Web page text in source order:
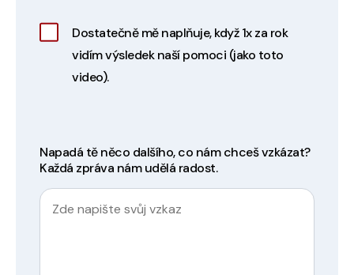
Dostatečně mě naplňuje, když 1x za rok
vidím výsledek naší pomoci (jako toto
video).
Napadá tě něco dalšího, co nám chceš vzkázat?
Každá zpráva nám udělá radost.